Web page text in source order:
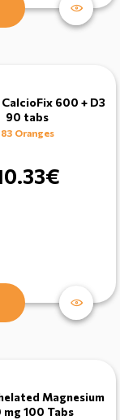
600 + D3
90 tabs
83 Oranges
Magnesium
mg 100 Tabs